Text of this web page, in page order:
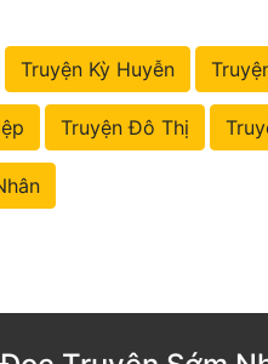
Truyện Kỳ Huyễn
Truyện Đô Thị